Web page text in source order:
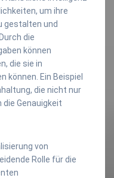
um ihre
gestalten und
die
können
die sie in
können. Ein Beispiel
die nicht nur
Genauigkeit
von
Rolle für die